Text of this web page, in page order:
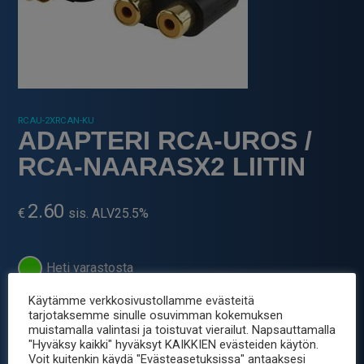
RCAU-2XRCAN-KU
ADAPTERI RCA-UROS /
RCA-NAARASX2 LIITIN
€ 2.60 sis. ALV25.5%
Heti varastosta
-
ADAPTERI
RCA-
UROS
+
Tuotetunnus (SKU):RCAU-2XRCAN-KU
Käytämme verkkosivustollamme evästeitä
tarjotaksemme sinulle osuvimman kokemuksen
muistamalla valintasi ja toistuvat vierailut. Napsauttamalla
"Hyväksy kaikki" hyväksyt KAIKKIEN evästeiden käytön.
Voit kuitenkin käydä "Evästeasetuksissa" antaaksesi